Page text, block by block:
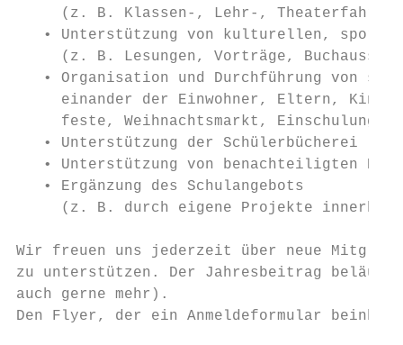
(z. B. Klassen-, Lehr-,
• Unterstützung von kulturellen,
(z. B. Lesungen, Vorträge,
• Organisation und Durchführung von
einander der Einwohner, Eltern,
feste, Weihnachtsmarkt,
   • Unterstützung der Schülerbücherei
• Unterstützung von benachteiligten
   • Ergänzung des Schulangebots
(z. B. durch eigene Projekte
Wir freuen uns jederzeit über neue
zu unterstützen. Der Jahresbeitrag beläuft
auch gerne mehr).
Den Flyer, der ein Anmeldeformular